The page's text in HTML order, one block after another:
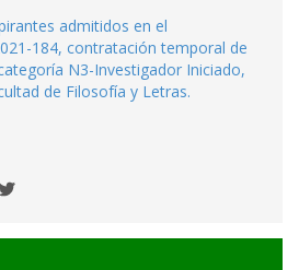
admitidos en el
184, contratación temporal de
N3-Investigador Iniciado,
de Filosofía y Letras.